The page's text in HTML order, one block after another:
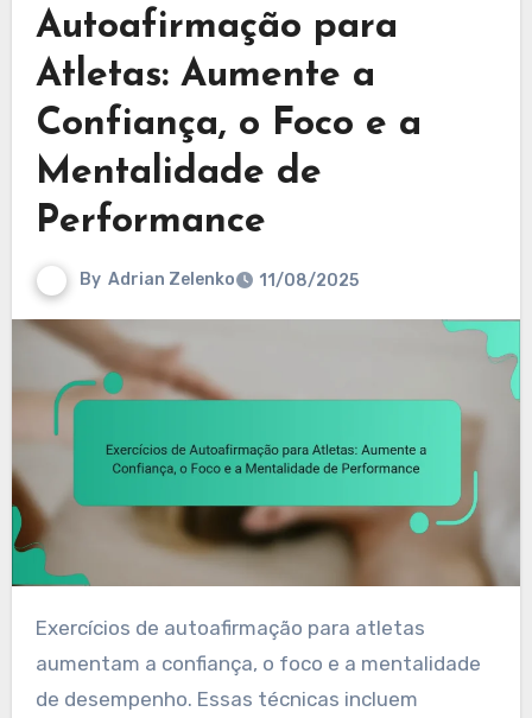
Autoafirmação para
Atletas: Aumente a
Confiança, o Foco e a
Mentalidade de
Performance
By Adrian Zelenko 11/08/2025
Exercícios de autoafirmação para atletas
aumentam a confiança, o foco e a mentalidade
de desempenho. Essas técnicas incluem